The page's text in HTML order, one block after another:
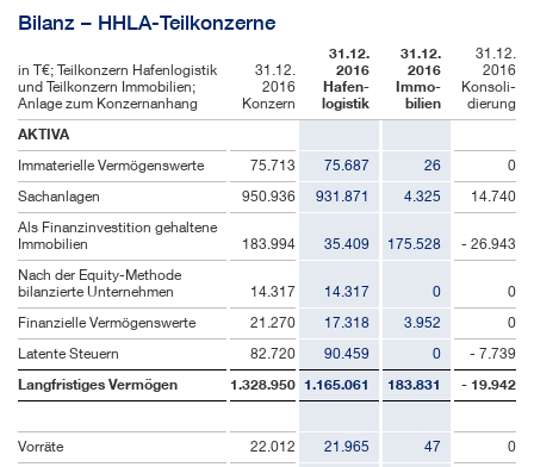
Bilanz – HHLA-Teilkonzerne
in T€; Teilkonzern Hafenlogistik
und Teilkonzern Immobilien;
Anlage zum Konzernanhang
31.12.
2016
Konzern
31.12.
2016
Hafen­
logistik
31.12.
2016
Immo­
bilien
31.12.
2016
Konsoli­
dierung
AKTIVA
Immaterielle Vermögenswerte 75.713 75.687 26
0
Sachanlagen
950.936 931.871 4.325
14.740
Als Finanzinvestition gehaltene
Immobilien
183.994 35.409 175.528
- 26.943
Nach der Equity-Methode
bilanzierte Unternehmen
14.317 14.317 0
0
Finanzielle Vermögenswerte
21.270 17.318 3.952
0
Latente Steuern
82.720 90.459 0 - 7.739
Langfristiges Vermögen 1.328.950 1.165.061 183.831 - 19.942
Vorräte 22.012 21.965 47
0